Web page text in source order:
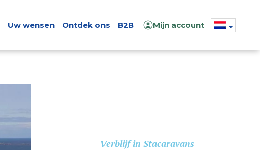
Uw wensen Ontdek ons B2B Mijn account
Verblijf in Stacaravans